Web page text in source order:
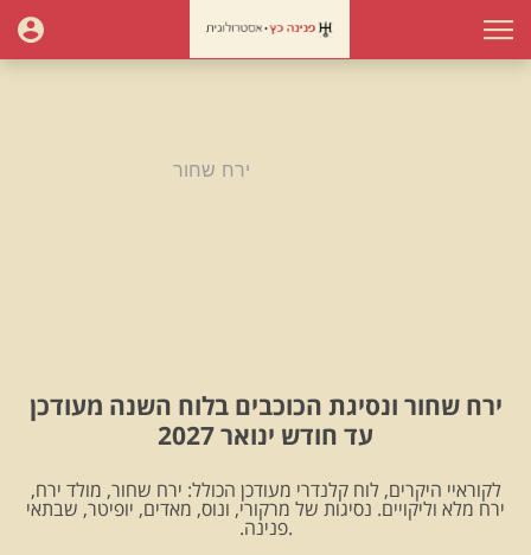
ירח שחור
ירח שחור ונסיגת הכוכבים בלוח השנה מעודכן
עד חודש ינואר 2027
לקוראיי היקרים, לוח קלנדרי מעודכן הכולל: ירח שחור, מולד ירח,
ירח מלא וליקויים. נסיגות של מרקורי, ונוס, מאדים, יופיטר, שבתאי
.פנינה.